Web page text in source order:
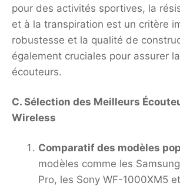
pour des activités sportives, la
et à la transpiration est un critère
robustesse et la qualité de
également cruciales pour assurer
écouteurs.
C. Sélection des Meilleurs
Wireless
Comparatif des modèles
modèles comme les
Pro, les Sony WF-1000XM5